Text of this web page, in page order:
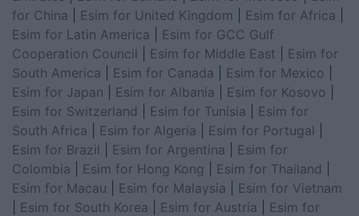
for China
Esim for United Kingdom Esim for Africa
Esim for Latin America
Esim for GCC Gulf
Cooperation Council
Esim for Middle East
Esim for
South America
Esim for Canada Esim for Mexico
Esim for Japan
Esim for Albania Esim for Kosovo
Esim for Switzerland
Esim for Tunisia
Esim for
South Africa
Esim for Algeria Esim for Portugal
Esim for Brazil
Esim for Argentina
Esim for
Colombia
Esim for Hong Kong Esim for Thailand
Esim for Macau
Esim for Malaysia
Esim for Vietnam
Esim for South Korea Esim for Austria
Esim for